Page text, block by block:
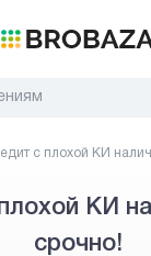
с плохой КИ
КИ
срочно!